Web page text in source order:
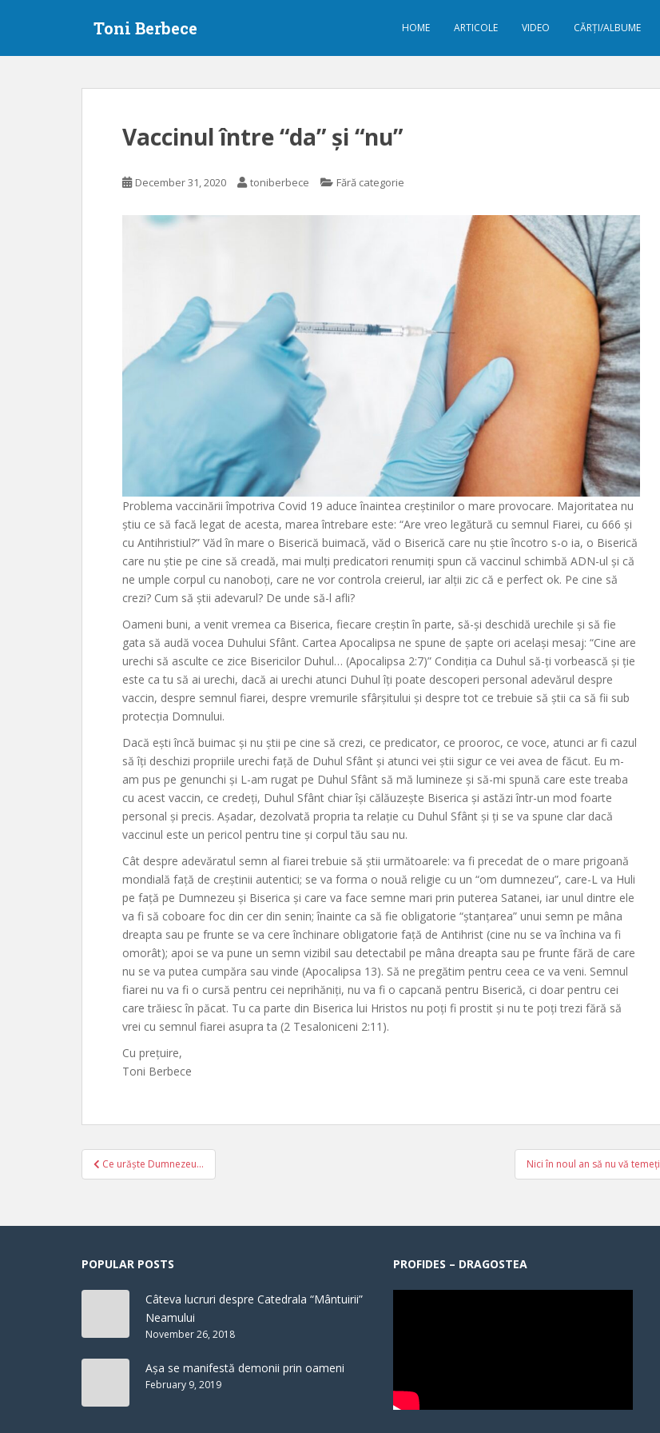
Toni Berbece HOME ARTICOLE VIDEO CĂRȚI/ALBUME
Vaccinul între “da” și “nu”
December 31, 2020 toniberbece Fără categorie
Problema vaccinării împotriva Covid 19 aduce înaintea creștinilor o mare provocare. Majoritatea nu
știu ce să facă legat de acesta, marea întrebare este: “Are vreo legătură cu semnul Fiarei, cu 666 și
cu Antihristiul?” Văd în mare o Biserică buimacă, văd o Biserică care nu știe încotro s-o ia, o Biserică
care nu știe pe cine să creadă, mai mulți predicatori renumiți spun că vaccinul schimbă ADN-ul și că
ne umple corpul cu nanoboți, care ne vor controla creierul, iar alții zic că e perfect ok. Pe cine să
crezi? Cum să știi adevarul? De unde să-l afli?
Oameni buni, a venit vremea ca Biserica, fiecare creștin în parte, să-și deschidă urechile și să fie
gata să audă vocea Duhului Sfânt. Cartea Apocalipsa ne spune de șapte ori același mesaj: “Cine are
urechi să asculte ce zice Bisericilor Duhul… (Apocalipsa 2:7)” Condiția ca Duhul să-ți vorbească și ție
este ca tu să ai urechi, dacă ai urechi atunci Duhul îți poate descoperi personal adevărul despre
vaccin, despre semnul fiarei, despre vremurile sfârșitului și despre tot ce trebuie să știi ca să fii sub
protecția Domnului.
Dacă ești încă buimac și nu știi pe cine să crezi, ce predicator, ce prooroc, ce voce, atunci ar fi cazul
să îți deschizi propriile urechi față de Duhul Sfânt și atunci vei știi sigur ce vei avea de făcut. Eu m-
am pus pe genunchi și L-am rugat pe Duhul Sfânt să mă lumineze și să-mi spună care este treaba
cu acest vaccin, ce credeți, Duhul Sfânt chiar își călăuzește Biserica și astăzi într-un mod foarte
personal și precis. Așadar, dezolvată propria ta relație cu Duhul Sfânt și ți se va spune clar dacă
vaccinul este un pericol pentru tine și corpul tău sau nu.
Cât despre adevăratul semn al fiarei trebuie să știi următoarele: va fi precedat de o mare prigoană
mondială față de creștinii autentici; se va forma o nouă religie cu un “om dumnezeu”, care-L va Huli
pe față pe Dumnezeu și Biserica și care va face semne mari prin puterea Satanei, iar unul dintre ele
va fi să coboare foc din cer din senin; înainte ca să fie obligatorie “ștanțarea” unui semn pe mâna
dreapta sau pe frunte se va cere închinare obligatorie față de Antihrist (cine nu se va închina va fi
omorât); apoi se va pune un semn vizibil sau detectabil pe mâna dreapta sau pe frunte fără de care
nu se va putea cumpăra sau vinde (Apocalipsa 13). Să ne pregătim pentru ceea ce va veni. Semnul
fiarei nu va fi o cursă pentru cei neprihăniți, nu va fi o capcană pentru Biserică, ci doar pentru cei
care trăiesc în păcat. Tu ca parte din Biserica lui Hristos nu poți fi prostit și nu te poți trezi fără să
vrei cu semnul fiarei asupra ta (2 Tesaloniceni 2:11).
Cu prețuire,
Toni Berbece
Post
navigation
Ce urăște Dumnezeu… Nici în noul an să nu vă temeți
POPULAR POSTS
Câteva lucruri despre Catedrala “Mântuirii”
Neamului
November 26, 2018
Așa se manifestă demonii prin oameni
February 9, 2019
PROFIDES – DRAGOSTEA